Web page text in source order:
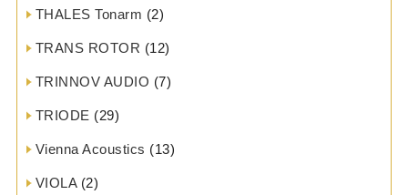
THALES Tonarm (2)
TRANS ROTOR (12)
TRINNOV AUDIO (7)
TRIODE (29)
Vienna Acoustics (13)
VIOLA(2)